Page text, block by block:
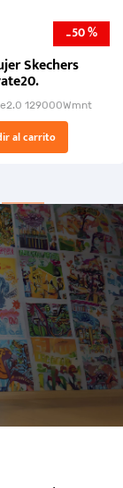
-50 %
Skechers
129000Wmnt
al carrito